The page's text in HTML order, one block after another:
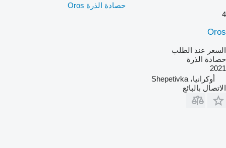
حصادة الذرة Oros
4
Oros
السعر عند الطلب
حصادة الذرة
2021
أوكرانيا، Shepetivka
الاتصال بالبائع